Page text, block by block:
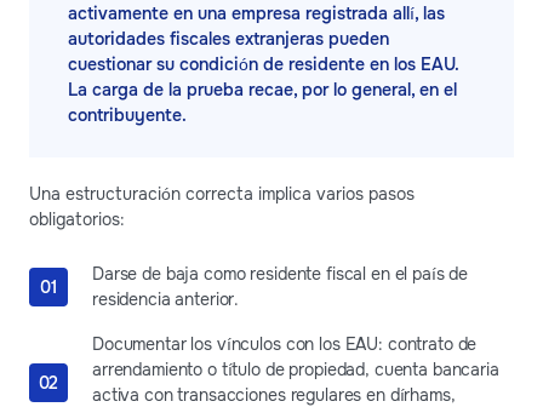
activamente en una empresa registrada allí, las
autoridades fiscales extranjeras pueden
cuestionar su condición de residente en los EAU.
La carga de la prueba recae, por lo general, en el
contribuyente.
Una estructuración correcta implica varios pasos
obligatorios:
Darse de baja como residente fiscal en el país de
residencia anterior.
Documentar los vínculos con los EAU: contrato de
arrendamiento o título de propiedad, cuenta bancaria
activa con transacciones regulares en dírhams,